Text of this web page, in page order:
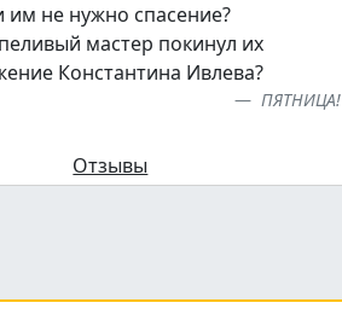
им не нужно спасение?
мастер покинул их
Константина Ивлева?
ПЯТНИЦА!
Отзывы